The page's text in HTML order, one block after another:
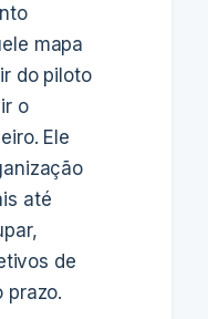
mapa
do piloto
o
Ele
até
de
prazo.